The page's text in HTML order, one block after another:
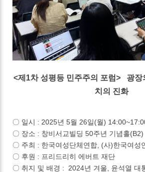
<제1차 성평등 민주주의 포럼> 광장
치의 진화
〇 일시 : 2025년 5월 26일(월)
〇 장소 : 창비서교빌딩 50주년 기념홀(B2)
〇 주최 : 한국여성단체연합, (사)한국여성
〇 후원 : 프리드리히 에버트 재단
〇 취지 및 배경 : 2024년 겨울, 윤석열 대